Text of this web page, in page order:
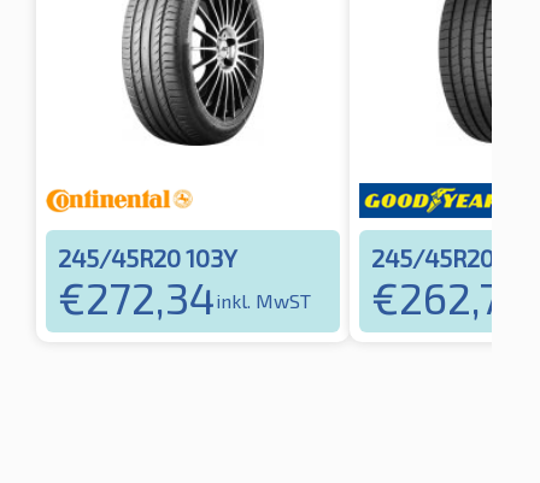
245/45R20 103Y
€272,34inkl. MwST
245/45R20
€262,70